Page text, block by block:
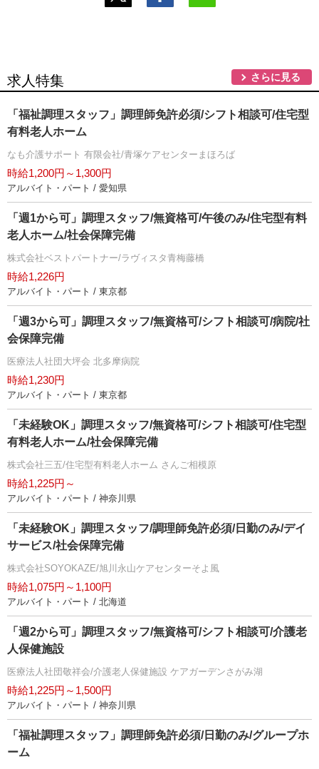
求人特集 さらに見る
「福祉調理スタッフ」調理師免許必須/シフト相談可/住宅型
有料老人ホーム
なも介護サポート 有限会社/青塚ケアセンターまほろば
時給1,200円～1,300円
アルバイト・パート / 愛知県
「週1から可」調理スタッフ/無資格可/午後のみ/住宅型有料
老人ホーム/社会保障完備
株式会社ベストパートナー/ラヴィスタ青梅藤橋
時給1,226円
アルバイト・パート / 東京都
「週3から可」調理スタッフ/無資格可/シフト相談可/病院/社
会保障完備
医療法人社団大坪会 北多摩病院
時給1,230円
アルバイト・パート / 東京都
「未経験OK」調理スタッフ/無資格可/シフト相談可/住宅型
有料老人ホーム/社会保障完備
株式会社三五/住宅型有料老人ホーム さんご相模原
時給1,225円～
アルバイト・パート / 神奈川県
「未経験OK」調理スタッフ/調理師免許必須/日勤のみ/デイ
サービス/社会保障完備
株式会社SOYOKAZE/旭川永山ケアセンターそよ風
時給1,075円～1,100円
アルバイト・パート / 北海道
「週2から可」調理スタッフ/無資格可/シフト相談可/介護老
人保健施設
医療法人社団敬祥会/介護老人保健施設 ケアガーデンさがみ湖
時給1,225円～1,500円
アルバイト・パート / 神奈川県
「福祉調理スタッフ」調理師免許必須/日勤のみ/グループホ
ーム